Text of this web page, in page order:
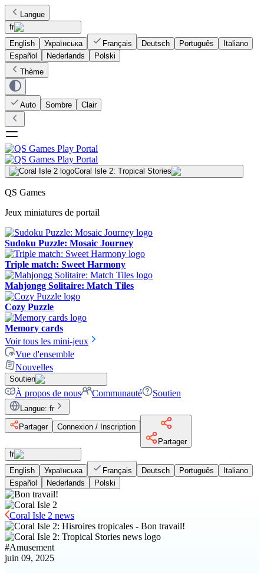
Langue
fr
English
Українська Français Deutsch Português
Italiano
Español
Nederlands
Polski
Thème
Auto Sombre Clair
Coral Isle 2: Tropical Stories
QS Games
Jeux miniatures de portail
Sudoku Puzzle: Mosaic Journey
Triple match: Sweet Harmony
Mahjongg Solitaire: Match Tiles
Cozy Puzzle
Memory cards
Voir tous les mini-jeux
Vue d'ensemble
Nouvelles
Soutien
À propos de nous Communauté Soutien
Langue: fr
Partager
Connexion / Inscription
Partager
fr
English
Українська Français Deutsch Português
Italiano
Español
Nederlands Polski
Coral Isle 2 news
#Amusement
juin 09, 2025